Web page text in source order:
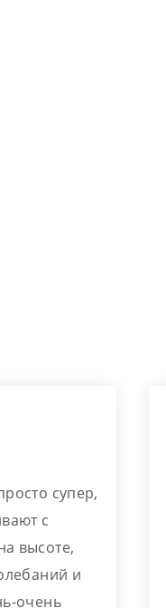
супер,
с
высоте,
и
очень